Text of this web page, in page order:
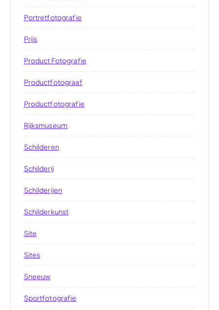
Portretfotografie
Prijs
Product Fotografie
Productfotograaf
Productfotografie
Rijksmuseum
Schilderen
Schilderij
Schilderijen
Schilderkunst
Site
Sites
Sneeuw
Sportfotografie